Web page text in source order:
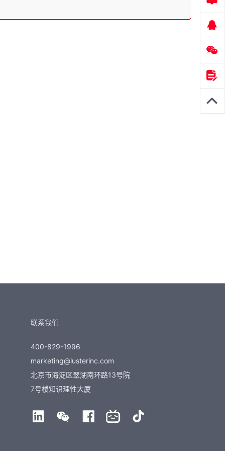
联系我们
400-829-1996
marketing@lusterinc.com
北京市海淀区翠湖南环路13号院
7号楼知识理性大厦